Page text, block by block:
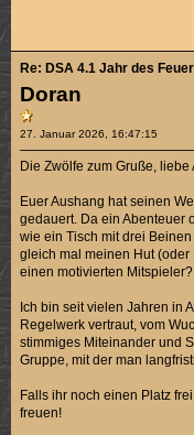
Doran
27. Januar 2026, 16:47:15
Re: DSA 4.1 Jahr des
Die Zwölfe zum Gruße, liebe
Euer Aushang hat seinen
gedauert. Da ein Abenteuer
wie ein Tisch mit drei
gleich mal meinen Hut
einen motivierten Mitspieler?
Ich bin seit vielen Jahren in
Regelwerk vertraut, vom
stimmiges Miteinander und
Gruppe, mit der man
Falls ihr noch einen Platz
freuen!